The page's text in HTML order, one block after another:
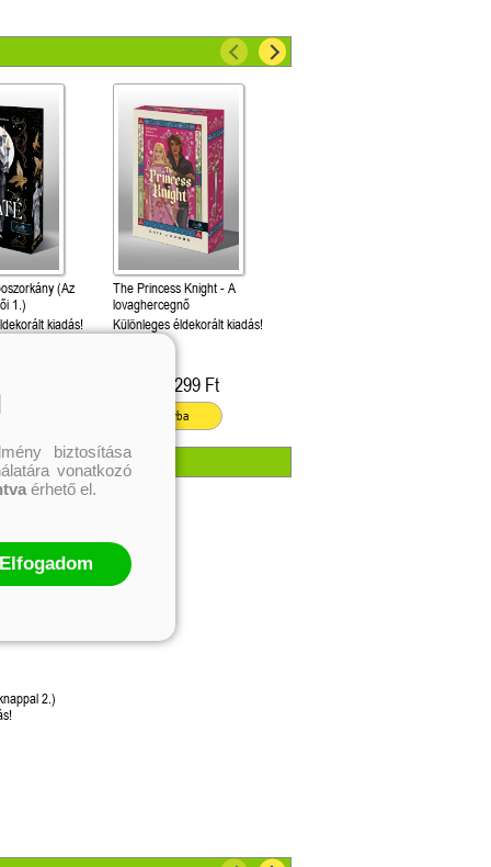
(Az
1.)
kiadás!
The Princess Knight - A
lovaghercegnő
Különleges éldekorált kiadás!
Cait Jacobs
6 299 Ft
Kosárba
2.)
biztosítása
vonatkozó
érhető el.
Elfogadom